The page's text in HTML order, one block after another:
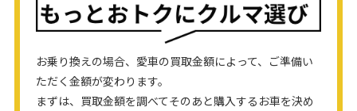
お乗り換えの場合、愛車の買取金額によって、ご準備い
ただく金額が変わります。
まずは、買取金額を調べてそのあと購入するお車を決め